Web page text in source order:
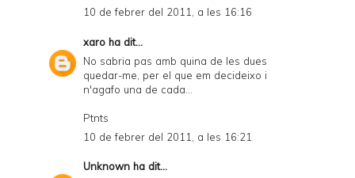
10 de febrer del 2011, a les 16:16
xaro ha dit...
No sabria pas amb quina de les dues
quedar-me, per el que em decideixo i
n'agafo una de cada...
Ptnts
10 de febrer del 2011, a les 16:21
Unknown ha dit...